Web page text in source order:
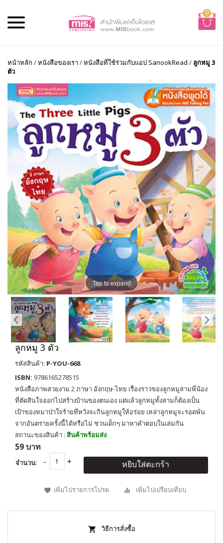
0
หน้าหลัก /หนังสือของเรา /หนังสือที่ใช้ร่วมกับแอป SanookRead / ลูกหมู 3
ตัว
Tap to expand
ลูกหมู 3 ตัว
รหัสสินค้า: P-YOU-668
ISBN: 9786165278515
หนังสือภาพสวยงาม 2 ภาษา อังกฤษ-ไทย เรื่องราวของลูกหมูสามพี่น้อง
ที่ตัดสินใจออกไปสร้างบ้านของตนเอง แต่แล้วลูกหมูทั้งสามก็ต้องเป็น
เป้าของหมาป่าใจร้ายที่หวังจะกินลูกหมูให้อร่อย เหล่าลูกหมูจะรอดพ้น
จากอันตรายครั้งนี้ได้หรือไม่ ชวนเด็กๆ มาหาคำตอบในเล่มกัน
สถานะของสินค้า : สินค้าพร้อมส่ง
59 บาท
จำนวน: หยิบใส่ตะกร้า
เพิ่มไปรายการโปรด เพิ่มไปเปรียบเทียบ
วิธีการสั่งซื้อ